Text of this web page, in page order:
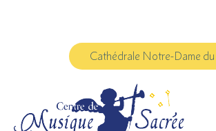
Cathédrale Notre-Dame du